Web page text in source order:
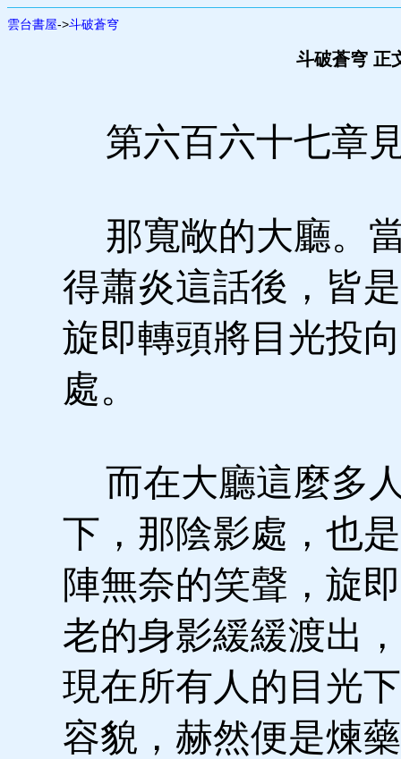
雲台書屋->斗破蒼穹
斗破蒼穹 正
第六百六十七章
那寬敞的大廳。
得蕭炎這話後，皆
旋即轉頭將目光投
處。
而在大廳這麼多
下，那陰影處，也
陣無奈的笑聲，旋
老的身影緩緩渡出
現在所有人的目光
容貌，赫然便是煉